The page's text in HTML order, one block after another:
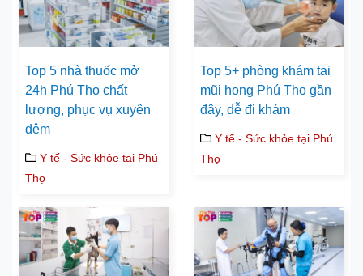
Top 5 nhà thuốc mở
24h Phú Thọ chất
lượng, phục vụ xuyên
đêm
Y tế - Sức khỏe tại Phú
Thọ
Top 5+ phòng khám tai
mũi họng Phú Thọ gần
đây, dễ đi khám
Y tế - Sức khỏe tại Phú
Thọ